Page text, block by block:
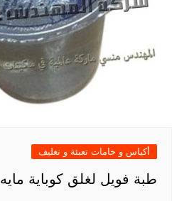
أكياس و خامات تعبئة و تغليف
طبة فويل لغلق كوباية مايه